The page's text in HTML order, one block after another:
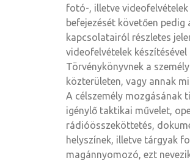
fotó-, illetve videofelvételek
befejezését követően
kapcsolatairól részletes
videofelvételek
Törvénykönyvnek a
közterületen, vagy annak
A célszemély mozgásának
igénylő taktikai művelet,
rádióösszeköttetés,
helyszínek, illetve tárgyak
magánnyomozó, ezt